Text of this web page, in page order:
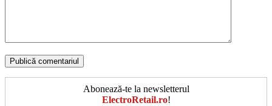
Abonează-te la newsletterul
ElectroRetail.ro!